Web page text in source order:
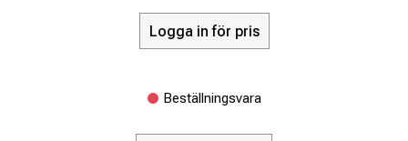
Logga in för pris
Beställningsvara